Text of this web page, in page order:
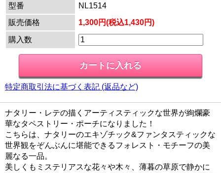
型番
NL1514
販売価格
1,300円(税込1,430円)
購入数
特定商取引法に基づく表記 (返品など)
ナタリー・レテの描くアーティスティックな世界が絢爛豪
華なタペストリー・ポーチになりました！
こちらは、ナタリーのエキゾチック&ファンタスティックな
世界観をぞんぶんに堪能できるフォレスト・モチーフの美
麗なる一品。
美しくもミステリアスな花々や木々、薄暮の草原で静かに